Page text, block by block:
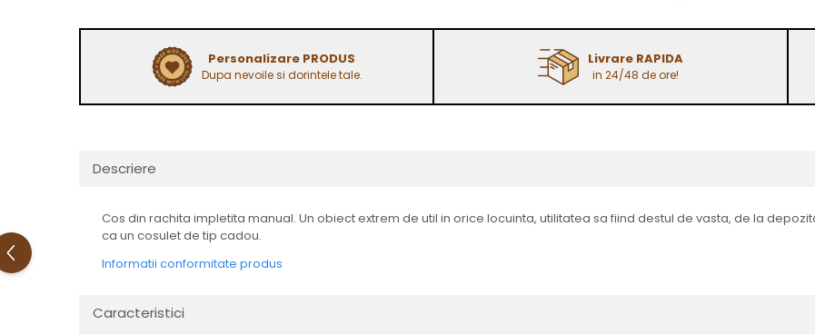
Personalizare PRODUS
Dupa nevoile si dorintele tale.
Livrare RAPIDA
in 24/48 de ore!
Descriere
Cos din rachita impletita manual. Un obiect extrem de util in orice locuinta, utilitatea sa fiind destul de vasta, de la
ca un cosulet de tip cadou.
Informatii conformitate produs
Caracteristici